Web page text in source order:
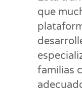
que
familias